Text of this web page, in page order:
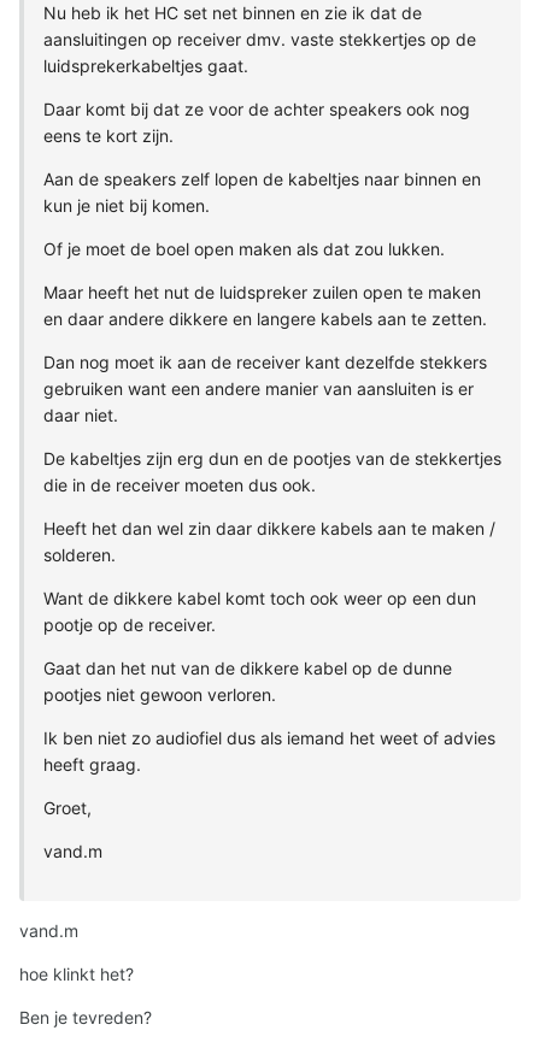
Nu heb ik het HC set net binnen en zie ik dat de
aansluitingen op receiver dmv. vaste stekkertjes op de
luidsprekerkabeltjes gaat.
Daar komt bij dat ze voor de achter speakers ook nog
eens te kort zijn.
Aan de speakers zelf lopen de kabeltjes naar binnen en
kun je niet bij komen.
Of je moet de boel open maken als dat zou lukken.
Maar heeft het nut de luidspreker zuilen open te maken
en daar andere dikkere en langere kabels aan te zetten.
Dan nog moet ik aan de receiver kant dezelfde stekkers
gebruiken want een andere manier van aansluiten is er
daar niet.
De kabeltjes zijn erg dun en de pootjes van de stekkertjes
die in de receiver moeten dus ook.
Heeft het dan wel zin daar dikkere kabels aan te maken /
solderen.
Want de dikkere kabel komt toch ook weer op een dun
pootje op de receiver.
Gaat dan het nut van de dikkere kabel op de dunne
pootjes niet gewoon verloren.
Ik ben niet zo audiofiel dus als iemand het weet of advies
heeft graag.
Groet,
vand.m
vand.m
hoe klinkt het?
Ben je tevreden?